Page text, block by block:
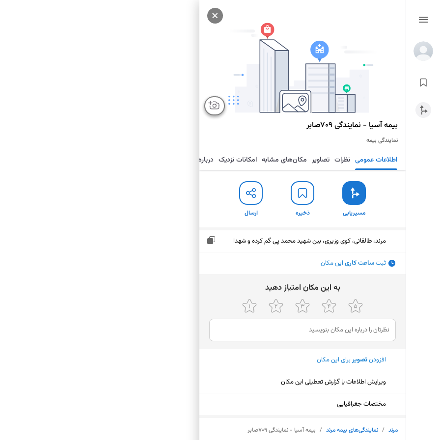
بیمه آسیا - نمایندگی ۷۰۹صابر
نمایندگی بیمه
اطلاعات عمومی نظرات تصاویر مکان‌های مشابه امکانات نزدیک درباره
مسیریابی ذخیره ارسال
مرند، طالقانی، کوی وزیری، بین شهید محمد پی گم کرده و شهدا
ثبتساعت کاری این مکان
ﺑﻪ اﯾﻦ ﻣﮑﺎن اﻣﺘﯿﺎز دﻫﯿﺪ
افزودنتصویربرای این مکان
ویرایش اطلاعات یا گزارش تعطیلی این مکان
مختصات جغرافیایی
مرند / نمایندگی‌های بیمه مرند / بیمه آسیا - نمایندگی ۷۰۹صابر